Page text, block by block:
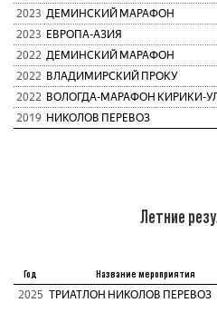
2023 ДЕМИНСКИЙ МАРАФОН
2023 ЕВРОПА-АЗИЯ
2022 ДЕМИНСКИЙ МАРАФОН
2022 ВЛАДИМИРСКИЙ ПРОКУ
2022 ВОЛОГДА-МАРАФОН КИРИКИ-
2019 НИКОЛОВ ПЕРЕВОЗ
Летние
Год Название мероприятия
2025 ТРИАТЛОН НИКОЛОВ ПЕРЕВОЗ